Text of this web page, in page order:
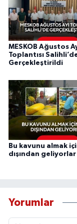
MESKOB Ağustos
Toplantısı
Gerçekleştirildi
Bu kavunu almak
dışından geliyorlar
Yorumlar